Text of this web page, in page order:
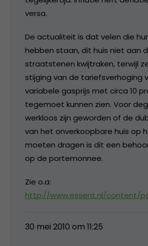
versa.
De actualiteit is dat velen die
hebben staan, dit huis niet aan
straatstenen kwijtraken, terwijl
stijging van de tariefsverhoging
variabele gasprijs met circa 10
tegemoet kunnen zien. Voor
werkloos zijn geworden of de
van het onverkoopbare huis op
moeten dragen is dit een
op de portemonnee.
Zie o.a:
http://www.essent.nl/content/
30 mei 2010 om 11:25